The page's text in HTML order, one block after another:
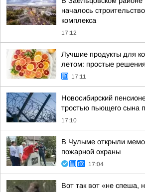
началось
комплекса
17:12
Лучшие продукты для
летом: простые решения
17:11
Новосибирский
тростью пьющего сына
17:10
В Чулыме открыли
пожарной охраны
17:04
Вот так вот «не спеша,